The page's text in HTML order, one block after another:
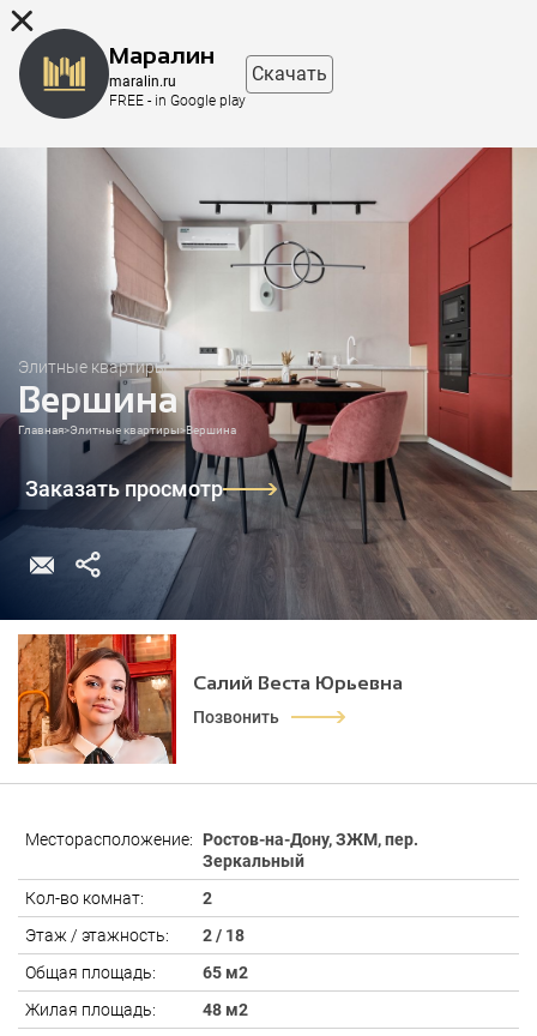
Элитные квартиры
Вершина
Главная>Элитные квартиры>Вершина
Заказать просмотр
Салий Веста Юрьевна
Позвонить
Месторасположение:
Ростов-на-Дону, ЗЖМ, пер.
Зеркальный
Кол-во комнат:
2
Этаж / этажность:
2 / 18
Общая площадь:
65 м2
Жилая площадь:
48 м2
Маралин
maralin.ru
FREE - in Google play
Скачать